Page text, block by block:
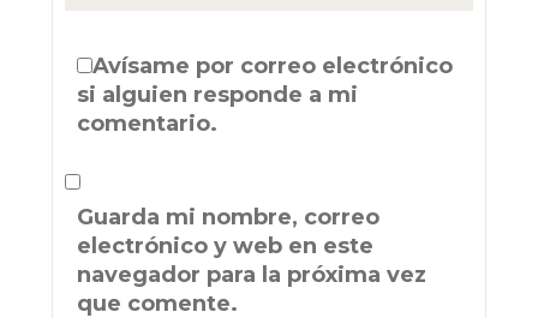
Avísame por correo electrónico
si alguien responde a mi
comentario.
Guarda mi nombre, correo
electrónico y web en este
navegador para la próxima vez
que comente.